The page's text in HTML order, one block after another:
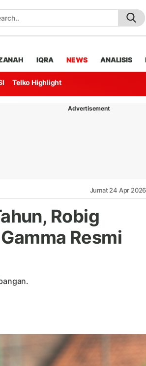
IQRA NEWS ANALISIS
Telko Highlight
Advertisement
Jumat 24 Apr
Robig
Resmi